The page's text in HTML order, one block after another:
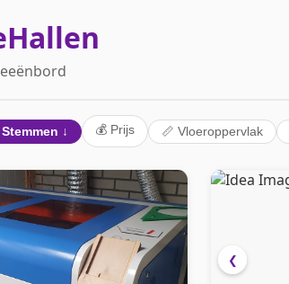
↓ 💰 Prijs 📏 Vloeroppervlak
❮